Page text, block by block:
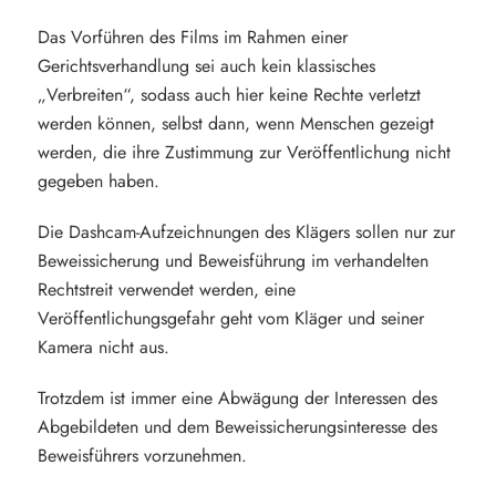
Das Vorführen des Films im Rahmen einer
Gerichtsverhandlung sei auch kein klassisches
„Verbreiten“, sodass auch hier keine Rechte verletzt
werden können, selbst dann, wenn Menschen gezeigt
werden, die ihre Zustimmung zur Veröffentlichung nicht
gegeben haben.
Die Dashcam-Aufzeichnungen des Klägers sollen nur zur
Beweissicherung und Beweisführung im verhandelten
Rechtstreit verwendet werden, eine
Veröffentlichungsgefahr geht vom Kläger und seiner
Kamera nicht aus.
Trotzdem ist immer eine Abwägung der Interessen des
Abgebildeten und dem Beweissicherungsinteresse des
Beweisführers vorzunehmen.